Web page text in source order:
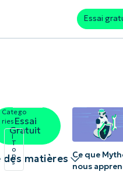
Essai
des matières
Essai
Gratuit
Catego
ries:
I
T
o
p
s
Ce que
nous